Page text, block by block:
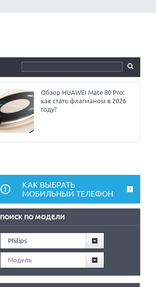
Обзор HUAWEI Mate 80 Pro:
как стать флагманом в 2026
году?
КАК ВЫБРАТЬ
МОБИЛЬНЫЙ ТЕЛЕФОН
ПОИСК ПО МОДЕЛИ
Philips
Модель